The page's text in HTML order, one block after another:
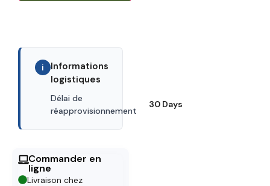
i
Informations
logistiques
Délai de
réapprovisionnement
30 Days
Commander en
ligne
Livraison chez